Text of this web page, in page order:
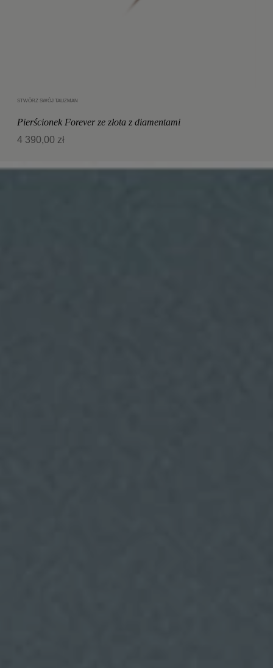
STWÓRZ SWÓJ TALIZMAN
Pierścionek Forever ze złota z diamentami
4 390,00 zł